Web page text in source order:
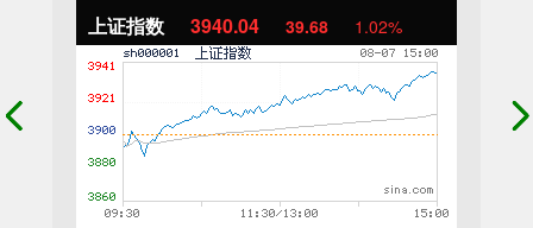
上证指数 3940.04 39.68 1.02%